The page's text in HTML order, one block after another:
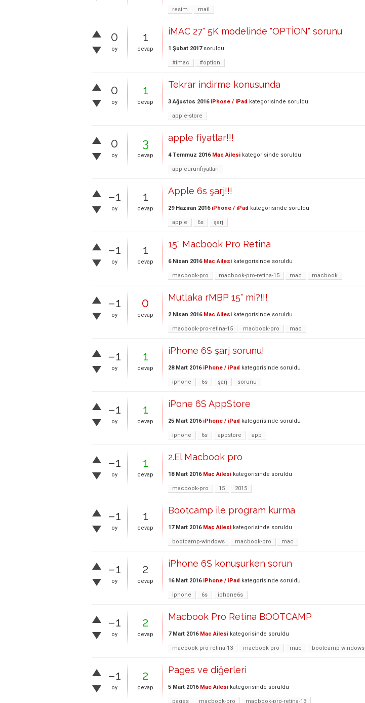
resim mail
0
oy
1
cevap
iMAC 27" 5K modelinde "OPTİON" sorunu
1 Şubat 2017 soruldu
#imac #option
0
oy
1
cevap
Tekrar indirme konusunda
3 Ağustos 2016 iPhone / iPad kategorisinde soruldu
apple-store
0
oy
3
cevap
apple fiyatlar!!!
4 Temmuz 2016 Mac Ailesi kategorisinde soruldu
appleürünfiyatları
–1
oy
1
cevap
Apple 6s şarj!!!
29 Haziran 2016 iPhone / iPad kategorisinde soruldu
apple 6s şarj
–1
oy
1
cevap
15" Macbook Pro Retina
6 Nisan 2016 Mac Ailesi kategorisinde soruldu
macbook-pro macbook-pro-retina-15 mac macbook
–1
oy
0
cevap
Mutlaka rMBP 15" mi?!!!
2 Nisan 2016 Mac Ailesi kategorisinde soruldu
macbook-pro-retina-15 macbook-pro mac
–1
oy
1
cevap
iPhone 6S şarj sorunu!
28 Mart 2016 iPhone / iPad kategorisinde soruldu
iphone 6s şarj sorunu
–1
oy
1
cevap
iPone 6S AppStore
25 Mart 2016 iPhone / iPad kategorisinde soruldu
iphone 6s appstore app
–1
oy
1
cevap
2.El Macbook pro
18 Mart 2016 Mac Ailesi kategorisinde soruldu
macbook-pro 15 2015
–1
oy
1
cevap
Bootcamp ile program kurma
17 Mart 2016 Mac Ailesi kategorisinde soruldu
bootcamp-windows macbook-pro mac
–1
oy
2
cevap
iPhone 6S konuşurken sorun
16 Mart 2016 iPhone / iPad kategorisinde soruldu
iphone 6s iphone6s
–1
oy
2
cevap
Macbook Pro Retina BOOTCAMP
7 Mart 2016 Mac Ailesi kategorisinde soruldu
macbook-pro-retina-13 macbook-pro mac bootcamp-windows
–1
oy
2
cevap
Pages ve diğerleri
5 Mart 2016 Mac Ailesi kategorisinde soruldu
pages macbook-pro macbook-pro-retina-13